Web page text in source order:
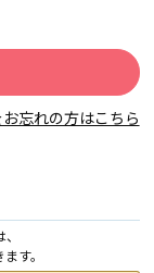
忘れの方はこちら
す。